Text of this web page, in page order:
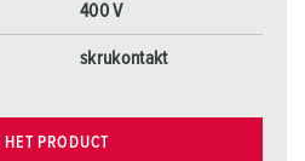
400 V
skrukontakt
HET PRODUCT